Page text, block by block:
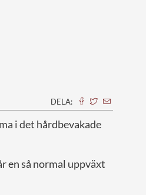
DELA:
i det hårdbevakade
en så normal uppväxt